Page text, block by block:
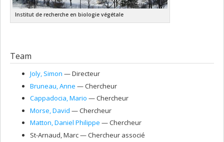
Institut de recherche en biologie végétale
Team
Joly, Simon — Directeur
Bruneau, Anne — Chercheur
Cappadocia, Mario — Chercheur
Morse, David — Chercheur
Matton, Daniel Philippe — Chercheur
St-Arnaud, Marc— Chercheur associé